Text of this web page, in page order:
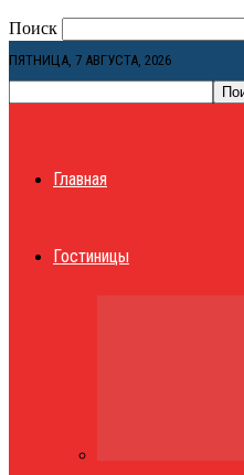
Поиск
ПЯТНИЦА, 7 АВГУСТА, 2026
Главная
Гостиницы